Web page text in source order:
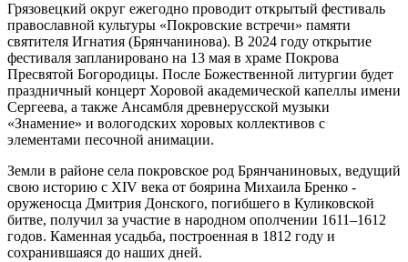
Грязовецкий округ ежегодно проводит открытый фестиваль
православной культуры «Покровские встречи» памяти
святителя Игнатия (Брянчанинова). В 2024 году открытие
фестиваля запланировано на 13 мая в храме Покрова
Пресвятой Богородицы. После Божественной литургии будет
праздничный концерт Хоровой академической капеллы имени
Сергеева, а также Ансамбля древнерусской музыки
«Знамение» и вологодских хоровых коллективов с
элементами песочной анимации.
Земли в районе села покровское род Брянчаниновых, ведущий
свою историю с XIV века от боярина Михаила Бренко -
оруженосца Дмитрия Донского, погибшего в Куликовской
битве, получил за участие в народном ополчении 1611–1612
годов. Каменная усадьба, построенная в 1812 году и
сохранившаяся до наших дней.